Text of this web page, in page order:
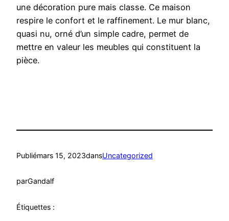
une décoration pure mais classe. Ce maison
respire le confort et le raffinement. Le mur blanc,
quasi nu, orné d’un simple cadre, permet de
mettre en valeur les meubles qui constituent la
pièce.
Publiémars 15, 2023dansUncategorized
parGandalf
Étiquettes :